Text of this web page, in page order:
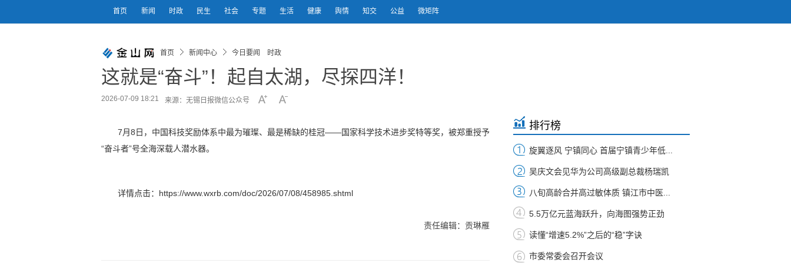
首页 新闻 时政 民生 社会 专题 生活 健康 舆情 知交 公益 微矩阵
首页 新闻中心 今日要闻 时政
这就是“奋斗”！起自太湖，尽探四洋！
2026-07-09 18:21 来源：无锡日报微信公众号
7月8日，中国科技奖励体系中最为璀璨、最是稀缺的桂冠——国家科学技术进步奖特等奖，被郑重授予
“奋斗者”号全海深载人潜水器。
详情点击：https://www.wxrb.com/doc/2026/07/08/458985.shtml
责任编辑：贡琳雁
排行榜
旋翼逐风 宁镇同心 首届宁镇青少年低...
吴庆文会见华为公司高级副总裁杨瑞凯
八旬高龄合并高过敏体质 镇江市中医...
5.5万亿元蓝海跃升，向海图强势正劲
读懂“增速5.2%”之后的“稳”字诀
市委常委会召开会议